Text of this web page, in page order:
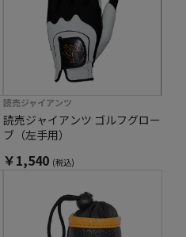
読売ジャイアンツ
読売ジャイアンツ ゴルフグロー
ブ（左手用）
￥1,540 (税込)